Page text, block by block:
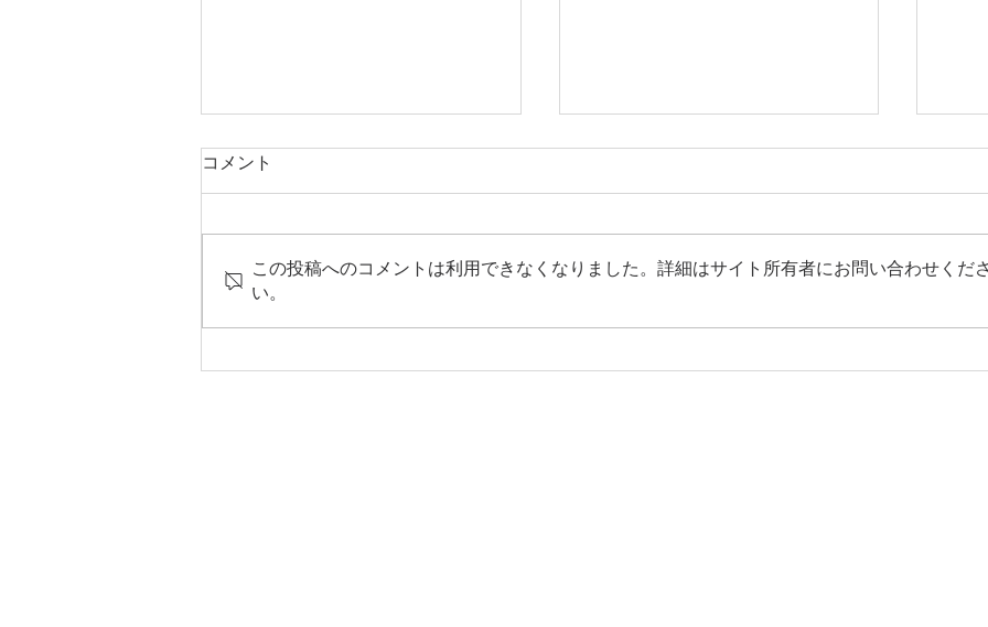
あらためまして、Lebenと
観た
コメント
この投稿へのコメントは利用できなくなりました。詳細はサイト所有者にお問い合わせくださ
い。